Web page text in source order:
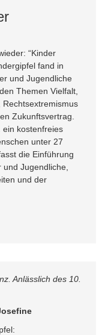
“Kinder
fand in
und Jugendliche
Themen Vielfalt,
Rechtsextremismus
Zukunftsvertrag.
ein kostenfreies
unter 27
die Einführung
Jugendliche,
und der
Anlässlich des 10.